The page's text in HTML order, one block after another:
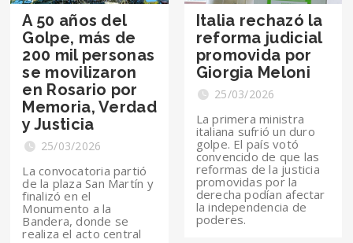
A 50 años del
Golpe, más de
200 mil personas
se movilizaron
en Rosario por
Memoria, Verdad
y Justicia
25/03/2026
La convocatoria partió
de la plaza San Martín y
finalizó en el
Monumento a la
Bandera, donde se
realiza el acto central
Italia rechazó la
reforma judicial
promovida por
Giorgia Meloni
25/03/2026
La primera ministra
italiana sufrió un duro
golpe. El país votó
convencido de que las
reformas de la justicia
promovidas por la
derecha podían afectar
la independencia de
poderes.